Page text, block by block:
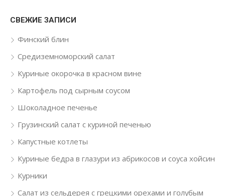
СВЕЖИЕ ЗАПИСИ
Финский блин
Средиземноморский салат
Куриные окорочка в красном вине
Картофель под сырным соусом
Шоколадное печенье
Грузинский салат с куриной печенью
Капустные котлеты
Куриные бедра в глазури из абрикосов и соуса хойсин
Курники
Салат из сельдерея с грецкими орехами и голубым